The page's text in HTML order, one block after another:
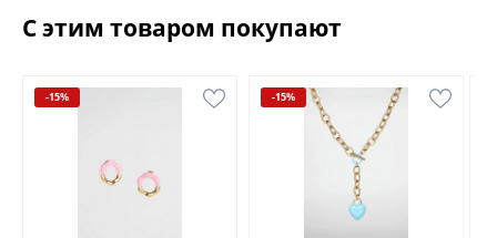
С этим товаром покупают
-15% -15%